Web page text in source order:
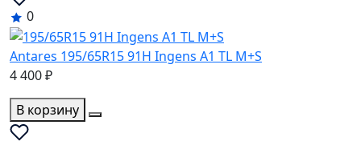
0
Antares 195/65R15 91H Ingens A1 TL M+S
4 400 ₽
В корзину